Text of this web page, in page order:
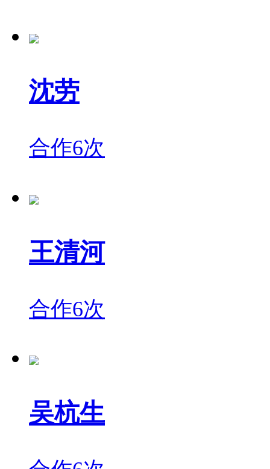
沈劳
合作6次
王清河
合作6次
吴杭生